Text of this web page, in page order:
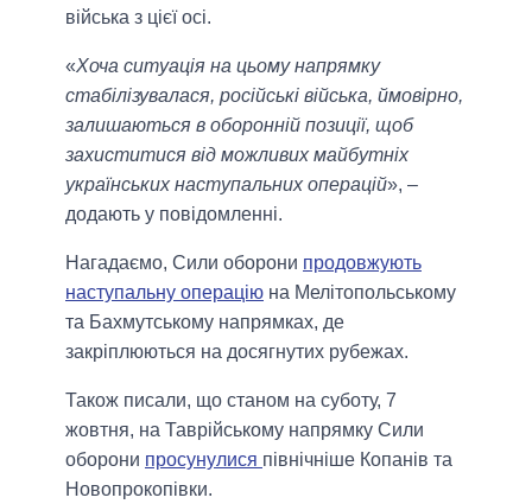
війська з цієї осі.
«Хоча ситуація на цьому напрямку
стабілізувалася, російські війська, ймовірно,
залишаються в оборонній позиції, щоб
захиститися від можливих майбутніх
українських наступальних операцій», –
додають у повідомленні.
Нагадаємо, Сили оборони продовжують
наступальну операцію на Мелітопольському
та Бахмутському напрямках, де
закріплюються на досягнутих рубежах.
Також писали, що станом на суботу, 7
жовтня, на Таврійському напрямку Сили
оборони просунулися північніше Копанів та
Новопрокопівки.